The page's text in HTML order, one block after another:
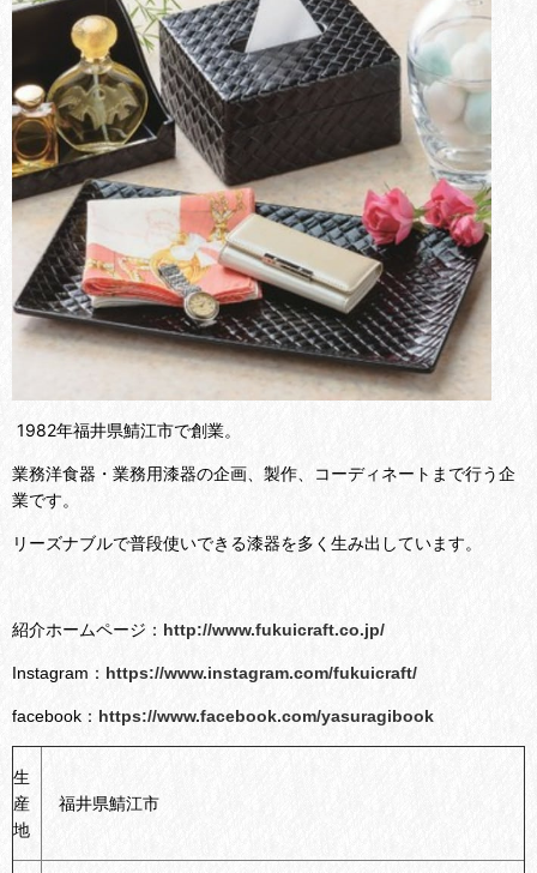
1982年福井県鯖江市で創業。
業務洋食器・業務用漆器の企画、製作、コーディネートまで行う企
業です。
リーズナブルで普段使いできる漆器を多く生み出しています。
紹介ホームページ： http://www.fukuicraft.co.jp/
Instagram： https://www.instagram.com/fukuicraft/
facebook： https://www.facebook.com/yasuragibook
生
産
地
福井県鯖江市